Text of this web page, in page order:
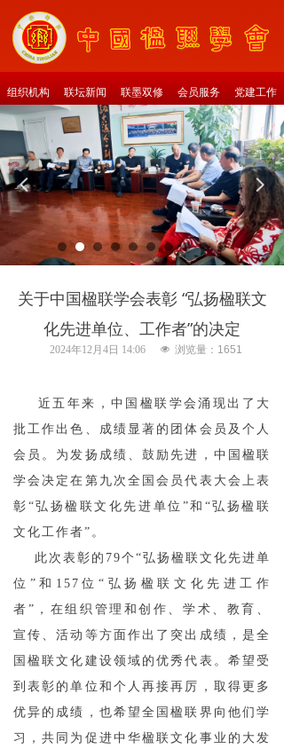
组织机构 联坛新闻 联墨双修 会员服务 党建工作
넳 넲
关于中国楹联学会表彰 “弘扬楹联文
化先进单位、工作者”的决定
近五年来，中国楹联学会涌现出了大
批工作出色、成绩显著的团体会员及个人
会员。为发扬成绩、鼓励先进，中国楹联
学会决定在第九次全国会员代表大会上表
彰“弘扬楹联文化先进单位”和“弘扬楹联
文化工作者”。
此次表彰的79个“弘扬楹联文化先进单
位”和157位“弘扬楹联文化先进工作
者”，在组织管理和创作、学术、教育、
宣传、活动等方面作出了突出成绩，是全
国楹联文化建设领域的优秀代表。希望受
到表彰的单位和个人再接再厉，取得更多
优异的成绩，也希望全国楹联界向他们学
习，共同为促进中华楹联文化事业的大发
2024年12月4日 14:06 넶 浏览量： 1651